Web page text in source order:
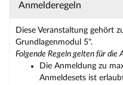
Anmelderegeln
Diese Veranstaltung gehört
Grundlagenmodul 5".
Folgende Regeln gelten für die
Die Anmeldung zu
Anmeldesets ist